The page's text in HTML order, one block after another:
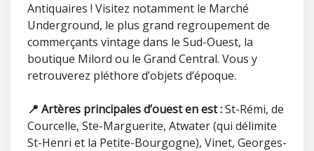
Antiquaires ! Visitez notamment le Marché
Underground, le plus grand regroupement de
commerçants vintage dans le Sud-Ouest, la
boutique Milord ou le Grand Central. Vous y
retrouverez pléthore d’objets d’époque.
📍 Artères principales d’ouest en est :St-Rémi, de
Courcelle, Ste-Marguerite, Atwater (qui délimite
St-Henri et la Petite-Bourgogne), Vinet, Georges-